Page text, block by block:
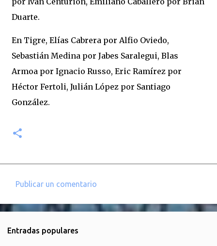
Duarte.
En Tigre, Elías Cabrera por Alfio Oviedo,
Sebastián Medina por Jabes Saralegui, Blas
Armoa por Ignacio Russo, Eric Ramírez por
Héctor Fertoli, Julián López por Santiago
González.
e
Publicar un comentario
Entradas populares